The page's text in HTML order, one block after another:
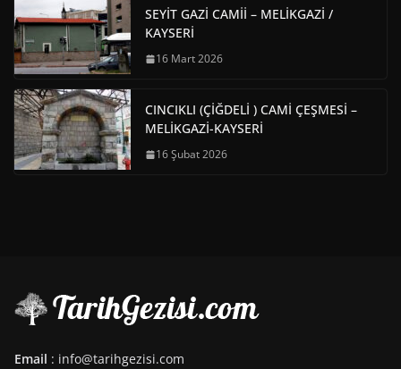
SEYİT GAZİ CAMİİ – MELİKGAZİ /
KAYSERİ
16 Mart 2026
CINCIKLI (ÇİĞDELİ ) CAMİ ÇEŞMESİ –
MELİKGAZİ-KAYSERİ
16 Şubat 2026
Email : info@tarihgezisi.com